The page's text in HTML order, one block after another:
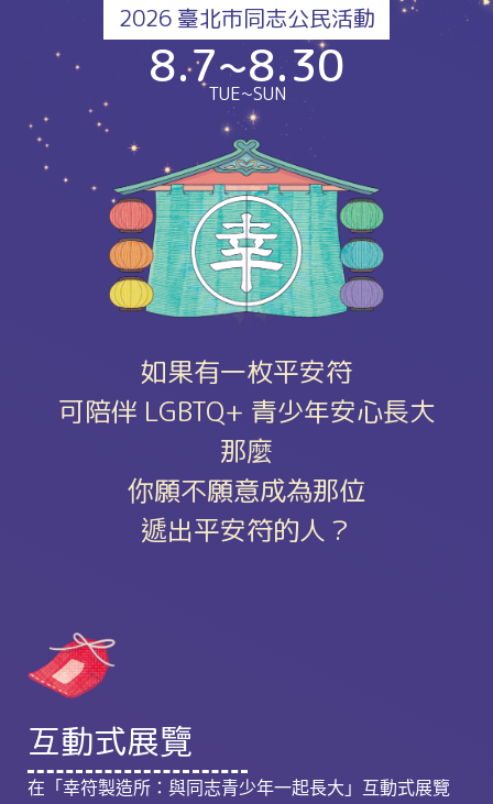
2026 臺北市同志公民活動
8.7~8.30
TUE~SUN
如果有一枚平安符
可陪伴 LGBTQ+ 青少年安心長大
那麼
你願不願意成為那位
遞出平安符的人？
互動式展覽
在「幸符製造所：與同志青少年一起長大」互動式展覽